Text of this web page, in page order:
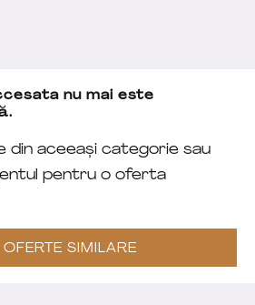
nu mai este
din aceeași categorie sau
pentru o oferta
OFERTE SIMILARE